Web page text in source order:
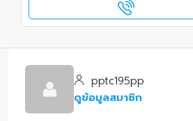
pptc195pp
ดูข้อมูลสมาชิก